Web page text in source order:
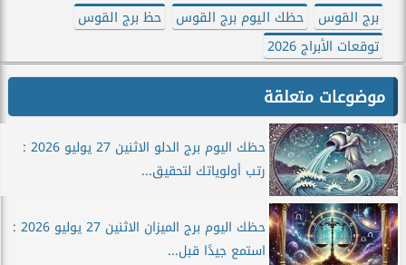
برج القوس حظك اليوم برج القوس
حظ برج القوس
توقعات الأبراج 2026
موضوعات متعلقة
حظك اليوم برج الدلو الاثنين 27 يوليو 2026 :
رتب أولوياتك لتحقيق...
حظك اليوم برج الميزان الاثنين 27 يوليو 2026 :
استمع جيدًا قبل...